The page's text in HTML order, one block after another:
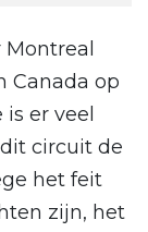
Montreal
Canada op
is er veel
circuit de
het feit
zijn, het